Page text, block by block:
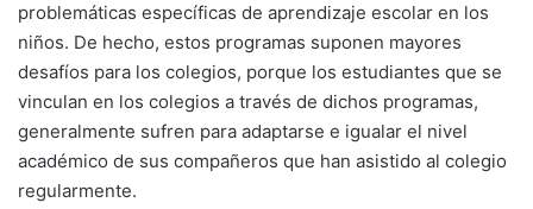
problemáticas específicas de aprendizaje escolar en los
niños. De hecho, estos programas suponen mayores
desafíos para los colegios, porque los estudiantes que se
vinculan en los colegios a través de dichos programas,
generalmente sufren para adaptarse e igualar el nivel
académico de sus compañeros que han asistido al colegio
regularmente.